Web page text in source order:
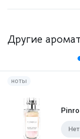
Другие
ноты